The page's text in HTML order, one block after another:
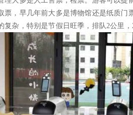
票，早几年前大多是博物馆还是纸质
复杂，特别是节假日旺季，排队2公里